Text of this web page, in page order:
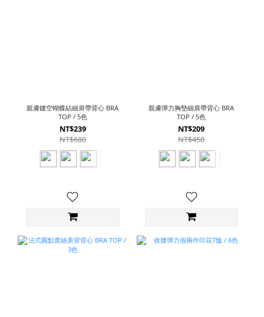
親膚鏤空蝴蝶結細肩帶背心 BRA
TOP / 5色
NT$239
NT$680
親膚彈力胸墊細肩帶背心 BRA
TOP / 5色
NT$209
NT$450